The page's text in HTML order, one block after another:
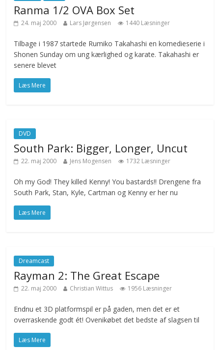
Ranma 1/2 OVA Box Set
24. maj 2000 Lars Jørgensen 1440 Læsninger
Tilbage i 1987 startede Rumiko Takahashi en komedieserie i
Shonen Sunday om ung kærlighed og karate. Takahashi er
senere blevet
Læs Mere
DVD
South Park: Bigger, Longer, Uncut
22. maj 2000 Jens Mogensen 1732 Læsninger
Oh my God! They killed Kenny! You bastards!! Drengene fra
South Park, Stan, Kyle, Cartman og Kenny er her nu
Læs Mere
Dreamcast
Rayman 2: The Great Escape
22. maj 2000 Christian Wittus 1956 Læsninger
Endnu et 3D platformspil er på gaden, men det er et
overraskende godt ét! Ovenikøbet det bedste af slagsen til
Læs Mere